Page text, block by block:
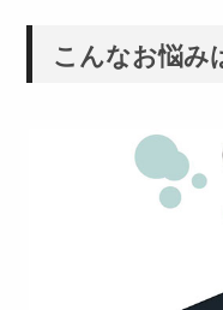
こんなお悩み